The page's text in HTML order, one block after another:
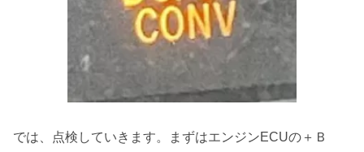
では、点検していきます。まずはエンジンECUの＋Ｂ